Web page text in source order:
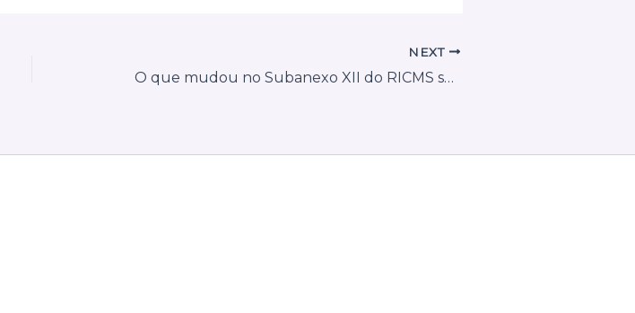
NEXT
O que mudou no Subanexo XII do RICMS sobre NF-e, NFC-e, produtores rurais e registros dos Correios